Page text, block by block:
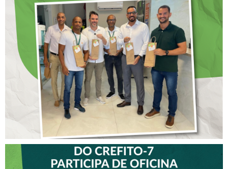
DIA DOS PAIS É
ANTECIPADO PARA
COLABORADORES DO
CREFITO-7